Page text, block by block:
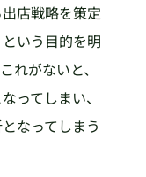
店戦略を策定
いう目的を明
れがないと、
ってしまい、
なってしまう